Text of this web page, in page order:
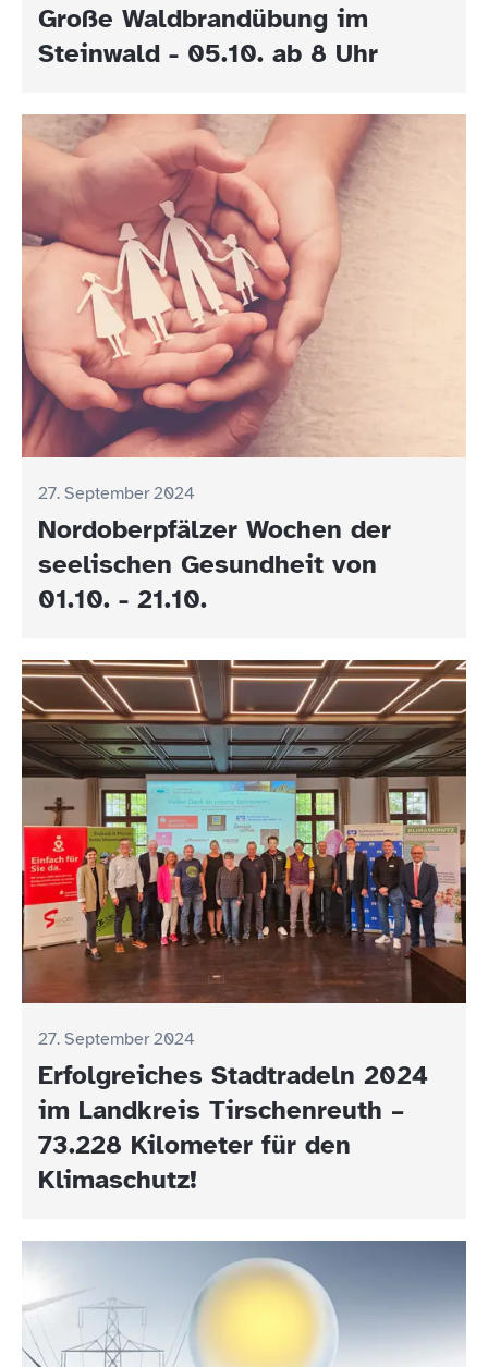
Große Waldbrandübung im
Steinwald - 05.10. ab 8 Uhr
27. September 2024
Nordoberpfälzer Wochen der
seelischen Gesundheit von
01.10. - 21.10.
27. September 2024
Erfolgreiches Stadtradeln 2024
im Landkreis Tirschenreuth –
73.228 Kilometer für den
Klimaschutz!